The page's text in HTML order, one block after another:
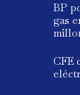
BP
gas
CFE